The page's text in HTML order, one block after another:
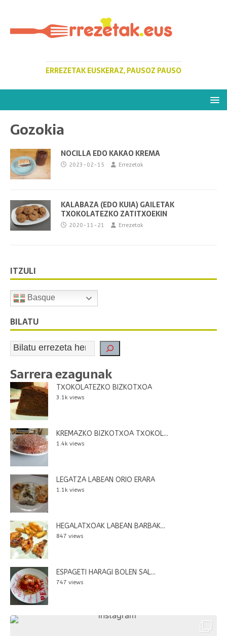
ERREZETAK EUSKERAZ, PAUSOZ PAUSO
Gozokia
NOCILLA EDO KAKAO KREMA
2023-02-15 Errezetak
KALABAZA (EDO KUIA) GAILETAK
TXOKOLATEZKO ZATITXOEKIN
2020-11-21 Errezetak
ITZULI
Basque
BILATU
Sarrera ezagunak
TXOKOLATEZKO BIZKOTXOA
3.1k views
KREMAZKO BIZKOTXOA TXOKOL...
1.4k views
LEGATZA LABEAN ORIO ERARA
1.1k views
HEGALATXOAK LABEAN BARBAK...
847 views
ESPAGETI HARAGI BOLEN SAL...
747 views